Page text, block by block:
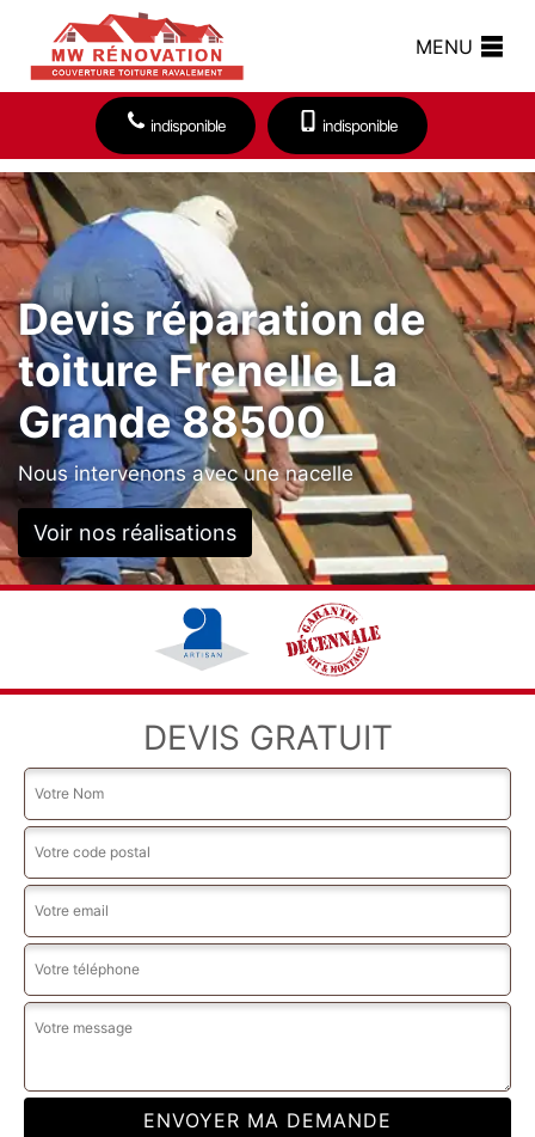
MENU
indisponible indisponible
Devis réparation de
toiture Frenelle La
Grande 88500
Nous intervenons avec une nacelle
Voir nos réalisations
DEVIS GRATUIT